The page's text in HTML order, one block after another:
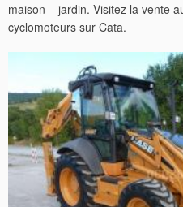
maison – jardin. Visitez la vente
cyclomoteurs sur Cata.